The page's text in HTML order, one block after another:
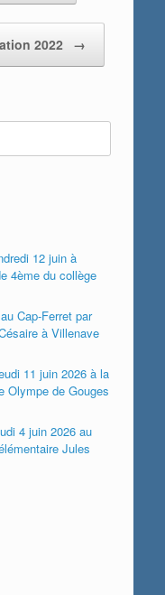
2022 →
12 juin à
4ème du collège
Cap-Ferret par
à Villenave
11 juin 2026 à la
Olympe de Gouges
4 juin 2026 au
Jules